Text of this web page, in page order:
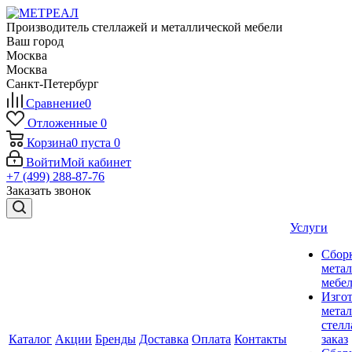
Производитель стеллажей и металлической мебели
Ваш город
Москва
Москва
Санкт-Петербург
Сравнение0
Отложенные 0
Корзина0 пуста 0
ВойтиМой кабинет
+7 (499) 288-87-76
Заказать звонок
Каталог Акции Бренды Доставка Оплата Контакты
Услуги
заказ